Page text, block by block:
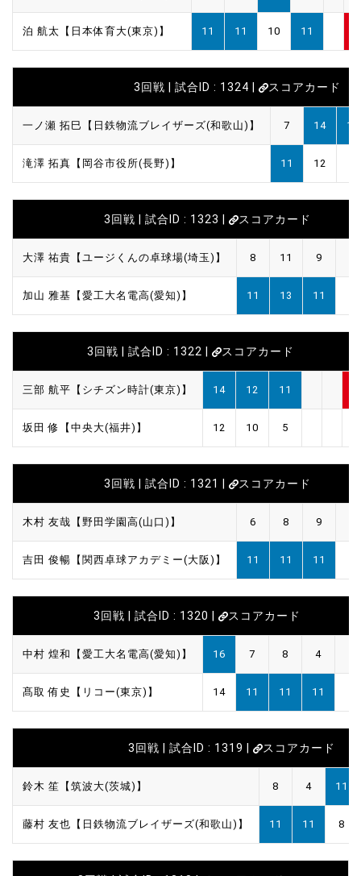
泊 航太【日本体育大(東京)】 11 11 10 11
3回戦 | 試合ID : 1324 | スコアカード
一ノ瀬 拓巳【日鉄物流ブレイザーズ(和歌山)】 7 14 11
滝澤 拓真【岡谷市役所(長野)】 11 12
3回戦 | 試合ID : 1323 | スコアカード
大澤 祐貴【ユージくんの卓球場(埼玉)】 8 11 9
加山 雅基【愛工大名電高(愛知)】 11 13 11
3回戦 | 試合ID : 1322 | スコアカード
三部 航平【シチズン時計(東京)】 14 12 11
坂田 修【中央大(福井)】 12 10 5
3回戦 | 試合ID : 1321 | スコアカード
木村 友哉【野田学園高(山口)】 6 8 9
吉田 俊暢【関西卓球アカデミー(大阪)】 11 11 11
3回戦 | 試合ID : 1320 | スコアカード
中村 煌和【愛工大名電高(愛知)】 16 7 8 4
髙取 侑史【リコー(東京)】 14 11 11 11
3回戦 | 試合ID : 1319 | スコアカード
鈴木 笙【筑波大(茨城)】 8 4 11
藤村 友也【日鉄物流ブレイザーズ(和歌山)】 11 11 8